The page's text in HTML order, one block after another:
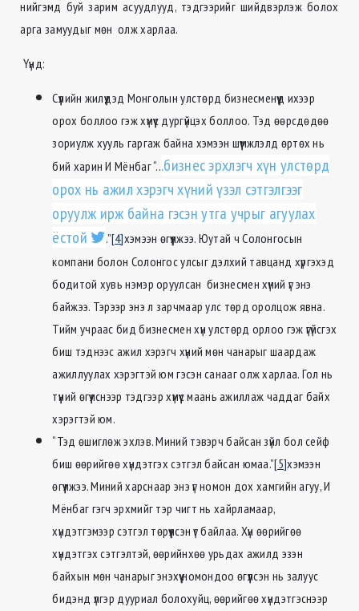
нийгэмд буй зарим асуудлууд, тэдгээрийг шийдвэрлэж болох
арга замуудыг мөн олж харлаа.
Үүнд:
Сүүлийн жилүүдэд Монголын улстөрд бизнесменүүд ихээр
орох боллоо гэж хүмүүс дургүйцэх боллоо. Тэд өөрсдөдөө
зориулж хууль гаргаж байна хэмээн шүүмжлэлд өртөх нь
бий харин И Мёнбаг “...бизнес эрхлэгч хүн улстөрд
орох нь ажил хэрэгч хүний үзэл сэтгэлгээг
оруулж ирж байна гэсэн утга учрыг агуулах
ёстой
.”[4]хэмээн өгүүлжээ. Юутай ч Солонгосын
компани болон Солонгос улсыг дэлхий тавцанд хүргэхэд
бодитой хувь нэмэр оруулсан бизнесмен хүний үг энэ
байжээ. Тэрээр энэ л зарчмаар улс төрд оролцож явна.
Тийм учраас бид бизнесмен хүн улстөрд орлоо гэж үгүйсгэх
биш тэднээс ажил хэрэгч хүний мөн чанарыг шаардаж
ажиллуулах хэрэгтэй юм гэсэн санааг олж харлаа. Гол нь
түүний өгүүлснээр тэдгээр хүмүүс маань ажиллаж чаддаг байх
хэрэгтэй юм.
“Тэд өшиглөж эхлэв. Миний тэвэрч байсан зүйл бол сейф
биш өөрийгөө хүндэтгэх сэтгэл байсан юмаа.”[5]хэмээн
өгүүлжээ. Миний харснаар энэ үг номон дох хамгийн агуу, И
Мёнбаг гэгч эрхмийг тэр чигт нь хайрламаар,
хүндэтгэмээр сэтгэл төрүүлсэн үг байлаа. Хүн өөрийгөө
хүндэтгэх сэтгэлтэй, өөрийнхөө урьдах ажилд эзэн
байхын мөн чанарыг энэхүү номондоо өгүүлсэн нь залуус
бидэнд үлгэр дууриал болохуйц, өөрийгөө хүндэтгэснээр